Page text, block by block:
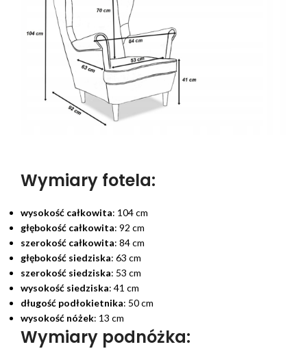
Wymiary fotela:
wysokość całkowita: 104 cm
głębokość całkowita: 92 cm
szerokość całkowita: 84 cm
głębokość siedziska: 63 cm
szerokość siedziska: 53 cm
wysokość siedziska: 41 cm
długość podłokietnika: 50 cm
wysokość nóżek: 13 cm
Wymiary podnóżka: